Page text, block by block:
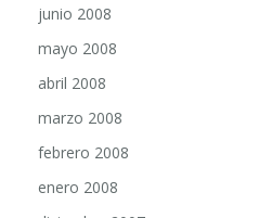
mayo 2008
abril 2008
marzo 2008
febrero 2008
enero 2008
diciembre 2007